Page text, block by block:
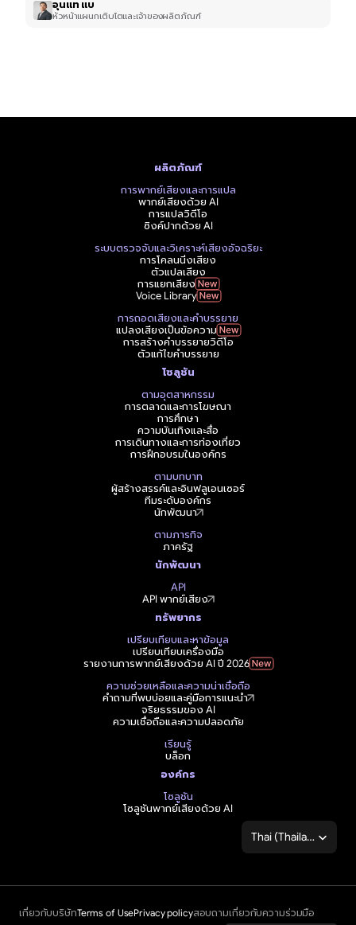
อุนแท แบ
หัวหน้าแผนกเติบโตและเจ้าของผลิตภัณฑ์
ผลิตภัณฑ์
การพากย์เสียงและการแปล
พากย์เสียงด้วย AI
การแปลวิดีโอ
ซิงค์ปากด้วย AI
ระบบตรวจจับและวิเคราะห์เสียงอัจฉริยะ
การโคลนนิ่งเสียง
ตัวแปลเสียง
การแยกเสียง
Voice Library
การถอดเสียงและคำบรรยาย
แปลงเสียงเป็นข้อความ
การสร้างคำบรรยายวิดีโอ
ตัวแก้ไขคำบรรยาย
โซลูชัน
ตามอุตสาหกรรม
การตลาดและการโฆษณา
การศึกษา
ความบันเทิงและสื่อ
การเดินทางและการท่องเที่ยว
การฝึกอบรมในองค์กร
ตามบทบาท
ผู้สร้างสรรค์และอินฟลูเอนเซอร์
ทีมระดับองค์กร
นักพัฒนา
ตามภารกิจ
ภาครัฐ
นักพัฒนา
API
API พากย์เสียง
ทรัพยากร
เปรียบเทียบและหาข้อมูล
เปรียบเทียบเครื่องมือ
รายงานการพากย์เสียงด้วย AI ปี 2026
ความช่วยเหลือและความน่าเชื่อถือ
คำถามที่พบบ่อยและคู่มือการแนะนำ
จริยธรรมของ AI
ความเชื่อถือและความปลอดภัย
เรียนรู้
บล็อก
องค์กร
โซลูชัน
โซลูชันพากย์เสียงด้วย AI
Select Language
Thai (Thailand)
เกี่ยวกับบริษัทTerms of UsePrivacy policyสอบถามเกี่ยวกับความร่วมมือ